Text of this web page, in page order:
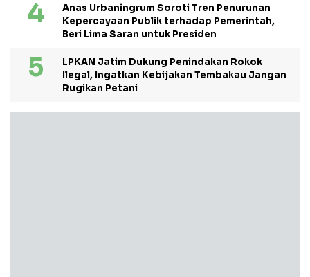
Anas Urbaningrum Soroti Tren Penurunan
Kepercayaan Publik terhadap Pemerintah,
Beri Lima Saran untuk Presiden
LPKAN Jatim Dukung Penindakan Rokok
Ilegal, Ingatkan Kebijakan Tembakau Jangan
Rugikan Petani